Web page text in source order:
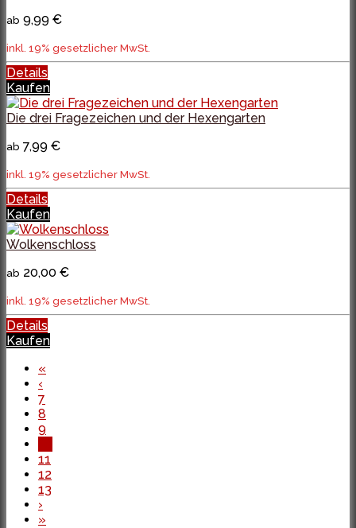
ab 9,99 €
inkl. 19% gesetzlicher MwSt.
Details
Kaufen
Die drei Fragezeichen und der Hexengarten
ab 7,99 €
inkl. 19% gesetzlicher MwSt.
Details
Kaufen
Wolkenschloss
ab 20,00 €
inkl. 19% gesetzlicher MwSt.
Details
Kaufen
«
‹
7
8
9
11
12
13
›
»